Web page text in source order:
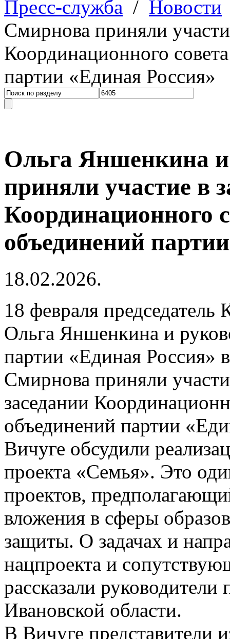
Пресс-служба / Новости
Смирнова приняли
Координационного
партии «Единая Россия»
Ольга Яншенкина
приняли участие в
Координационного
объединений
18.02.2026.
18 февраля
Ольга Яншенкина и
партии «Единая Россия»
Смирнова приняли
заседании
объединений партии
Вичуге обсудили
проекта «Семья». Это
проектов,
вложения в сферы
защиты. О задачах и
нацпроекта и
рассказали
Ивановской области.
В Вичуге представители